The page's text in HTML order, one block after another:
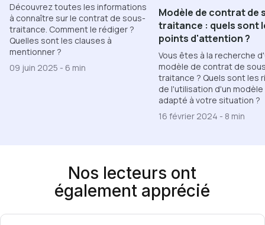
Découvrez toutes les informations
à connaître sur le contrat de sous-
traitance. Comment le rédiger ?
Quelles sont les clauses à
mentionner ?
09 juin 2025 - 6 min
Modèle de contrat de
traitance : quels sont
points d'attention ?
Vous êtes à la recherche
modèle de contrat de
traitance ? Quels sont les
de l'utilisation d'un modèle
adapté à votre situation ?
16 février 2024 - 8 min
Nos lecteurs ont
également apprécié